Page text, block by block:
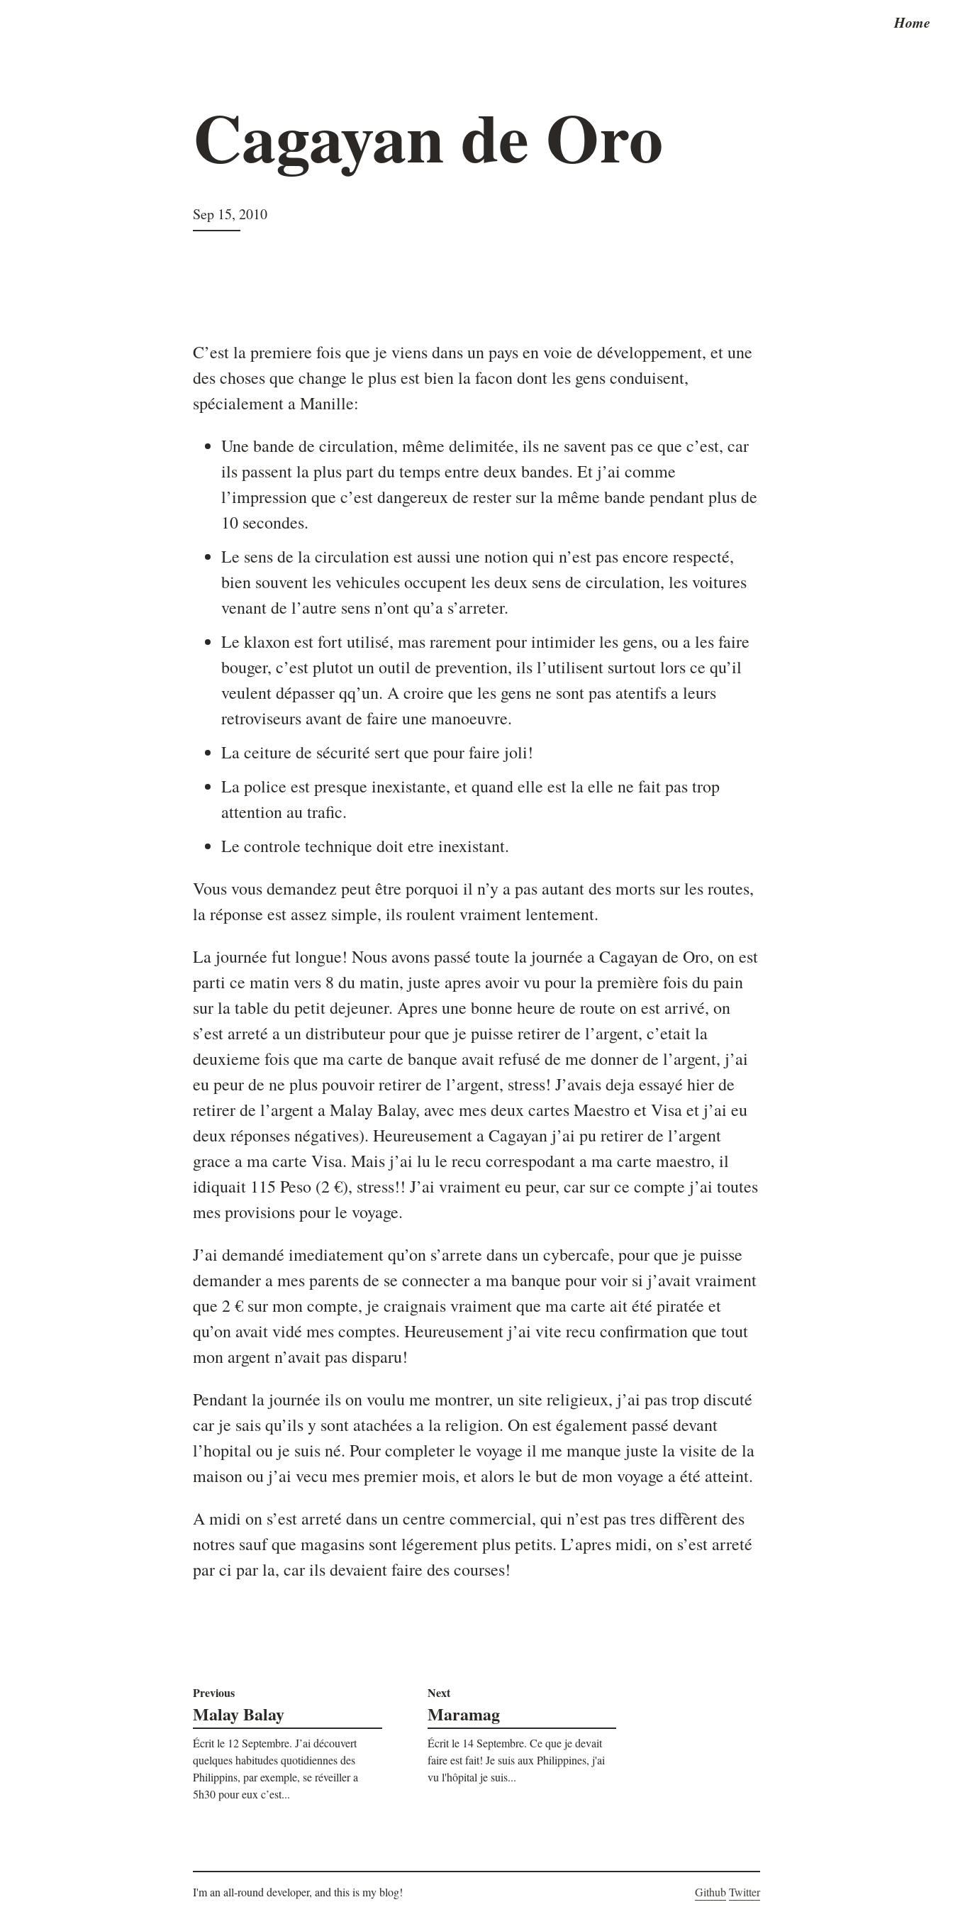
Home
Cagayan de Oro
Sep 15, 2010
C’est la premiere fois que je viens dans un pays en voie de développement, et une
des choses que change le plus est bien la facon dont les gens conduisent,
spécialement a Manille:
Une bande de circulation, même delimitée, ils ne savent pas ce que c’est, car
ils passent la plus part du temps entre deux bandes. Et j’ai comme
l’impression que c’est dangereux de rester sur la même bande pendant plus de
10 secondes.
Le sens de la circulation est aussi une notion qui n’est pas encore respecté,
bien souvent les vehicules occupent les deux sens de circulation, les voitures
venant de l’autre sens n’ont qu’a s’arreter.
Le klaxon est fort utilisé, mas rarement pour intimider les gens, ou a les faire
bouger, c’est plutot un outil de prevention, ils l’utilisent surtout lors ce qu’il
veulent dépasser qq’un. A croire que les gens ne sont pas atentifs a leurs
retroviseurs avant de faire une manoeuvre.
La ceiture de sécurité sert que pour faire joli!
La police est presque inexistante, et quand elle est la elle ne fait pas trop
attention au trafic.
Le controle technique doit etre inexistant.
Vous vous demandez peut être porquoi il n’y a pas autant des morts sur les routes,
la réponse est assez simple, ils roulent vraiment lentement.
La journée fut longue! Nous avons passé toute la journée a Cagayan de Oro, on est
parti ce matin vers 8 du matin, juste apres avoir vu pour la première fois du pain
sur la table du petit dejeuner. Apres une bonne heure de route on est arrivé, on
s’est arreté a un distributeur pour que je puisse retirer de l’argent, c’etait la
deuxieme fois que ma carte de banque avait refusé de me donner de l’argent, j’ai
eu peur de ne plus pouvoir retirer de l’argent, stress! J’avais deja essayé hier de
retirer de l’argent a Malay Balay, avec mes deux cartes Maestro et Visa et j’ai eu
deux réponses négatives). Heureusement a Cagayan j’ai pu retirer de l’argent
grace a ma carte Visa. Mais j’ai lu le recu correspodant a ma carte maestro, il
idiquait 115 Peso (2 €), stress!! J’ai vraiment eu peur, car sur ce compte j’ai toutes
mes provisions pour le voyage.
J’ai demandé imediatement qu’on s’arrete dans un cybercafe, pour que je puisse
demander a mes parents de se connecter a ma banque pour voir si j’avait vraiment
que 2 € sur mon compte, je craignais vraiment que ma carte ait été piratée et
qu’on avait vidé mes comptes. Heureusement j’ai vite recu confirmation que tout
mon argent n’avait pas disparu!
Pendant la journée ils on voulu me montrer, un site religieux, j’ai pas trop discuté
car je sais qu’ils y sont atachées a la religion. On est également passé devant
l’hopital ou je suis né. Pour completer le voyage il me manque juste la visite de la
maison ou j’ai vecu mes premier mois, et alors le but de mon voyage a été atteint.
A midi on s’est arreté dans un centre commercial, qui n’est pas tres diffèrent des
notres sauf que magasins sont légerement plus petits. L’apres midi, on s’est arreté
par ci par la, car ils devaient faire des courses!
Previous
Malay Balay
Écrit le 12 Septembre. J’ai découvert
quelques habitudes quotidiennes des
Philippins, par exemple, se réveiller a
5h30 pour eux c’est...
Next
Maramag
Écrit le 14 Septembre. Ce que je devait
faire est fait! Je suis aux Philippines, j'ai
vu l'hôpital je suis...
I'm an all-round developer, and this is my blog! GithubTwitter